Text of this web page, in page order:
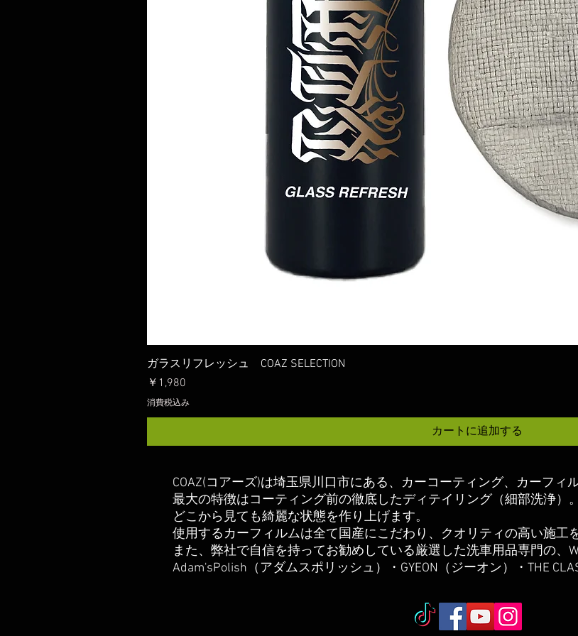
ガラスリフレッシュ COAZ SELECTION
価格
￥1,980
消費税込み
カートに追加する
COAZ(コアーズ)は埼玉県川口市にある、カーコーティング、カーフィ
最大の特徴はコーティング前の徹底したディテイリング（細部洗浄）
どこから見ても綺麗な状態を作り上げます。
使用するカーフィルムは全て国産にこだわり、クオリティの高い施工
また、弊社で自信を持ってお勧めしている厳選した洗車用品専門の、
Adam'sPolish（アダムスポリッシュ）・GYEON（ジーオン）・THE